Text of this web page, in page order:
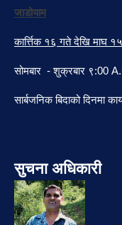
जाडोयाम
कार्त्तिक १६ गते देखि माघ
सोमबार - शुक्रबार ९:00
सार्बजनिक बिदाको दिनमा
सुचना अधिकारी